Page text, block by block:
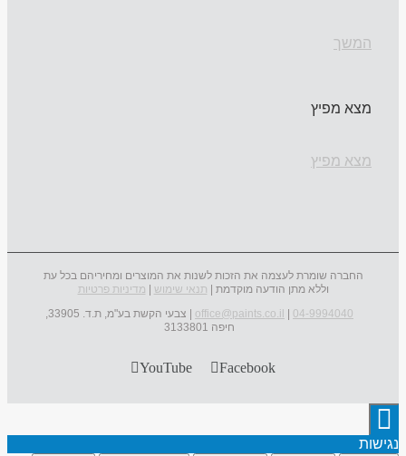
המשך
מצא מפיץ
מצא מפיץ
החברה שומרת לעצמה את הזכות לשנות את המוצרים ומחיריהם בכל עת
וללא מתן הודעה מוקדמת | תנאי שימוש
מדיניות פרטיות
04-9994040
office@paints.co.il
| צבעי הקשת בע"מ, ת.ד. 33905,
חיפה 3133801
Facebook
YouTube
נגישות